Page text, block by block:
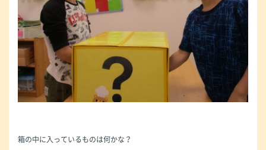
箱の中に入っているものは何かな？